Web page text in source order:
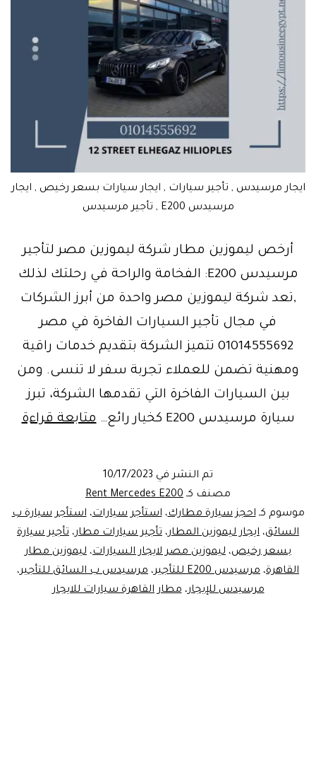
ايجار مرسيدس , تأجير سيارات , ايجار سيارات بسعر رخيص , ايجار
مرسيدس E200 , تأجير مرسيدس
أرخص ليموزين مطار شركة ليموزين مصر لتأجير
مرسيدس E200: الفخامة والراحة في رحلتك لذلك
,تعد شركة ليموزين مصر واحدة من أبرز الشركات
في مجال تأجير السيارات الفاخرة في مصر
01014555692 تتميز الشركة بتقديم خدمات راقية
ومهنية تضمن للعملاء تجربة سفر لا تنسى. ومن
بين السيارات الفاخرة التي تقدمها الشركة، تبرز
سيارة مرسيدس E200 كخيار رائع…
متابعة قراءة
تم النشر في 10/17/2023
مصنف كـ Rent Mercedes E200
موسوم كـاحجز سيارة مطارك،استأجر سيارات،استأجر سيارة ب
السائق، ايجار ليموزين المطار، تأجير سيارات مطار، تأجير سيارة
بسعر رخيص، ليموزين مصر لايجار السيارات، ليموزين مطار
القاهرة، مرسيدس E200 للتأجير ، مرسيدس ب السائق للتأجير،
مرسيدس للإيجار،مطار القاهرة سيارات للايجار